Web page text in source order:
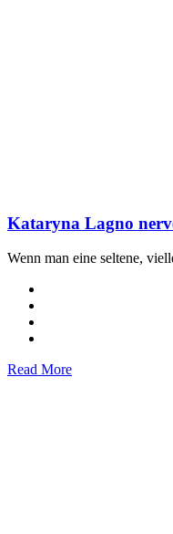
Kataryna Lagno
Wenn man eine seltene,
Read More